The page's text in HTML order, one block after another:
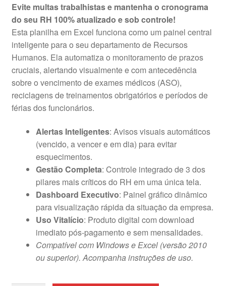
original
era:
R$49,90.
atual
é:
R$39,90.
Evite multas trabalhistas e mantenha o cronograma
do seu RH 100% atualizado e sob controle!
Esta planilha em Excel funciona como um painel central
inteligente para o seu departamento de Recursos
Humanos. Ela automatiza o monitoramento de prazos
cruciais, alertando visualmente e com antecedência
sobre o vencimento de exames médicos (ASO),
reciclagens de treinamentos obrigatórios e períodos de
férias dos funcionários.
Alertas Inteligentes: Avisos visuais automáticos
(vencido, a vencer e em dia) para evitar
esquecimentos.
Gestão Completa: Controle integrado de 3 dos
pilares mais críticos do RH em uma única tela.
Dashboard Executivo: Painel gráfico dinâmico
para visualização rápida da situação da empresa.
Uso Vitalício: Produto digital com download
imediato pós-pagamento e sem mensalidades.
Compatível com Windows e Excel (versão 2010
ou superior). Acompanha instruções de uso.